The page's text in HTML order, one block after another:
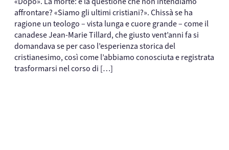
affrontare? «Siamo gli ultimi cristiani?». Chissà se ha
ragione un teologo – vista lunga e cuore grande – come il
canadese Jean-Marie Tillard, che giusto vent’anni fa si
domandava se per caso l’esperienza storica del
cristianesimo, così come l’abbiamo conosciuta e registrata
trasformarsi nel corso di […]